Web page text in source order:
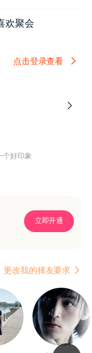
欢聚会
点击登录查看
个好印象
立即开通
更改我的择友要求